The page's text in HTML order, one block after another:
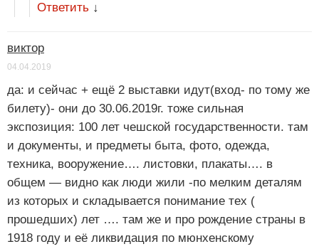
Ответить ↓
виктор
04.04.2019
да: и сейчас + ещё 2 выставки идут(вход- по тому же
билету)- они до 30.06.2019г. тоже сильная
экспозиция: 100 лет чешской государственности. там
и документы, и предметы быта, фото, одежда,
техника, вооружение…. листовки, плакаты…. в
общем — видно как люди жили -по мелким деталям
из которых и складывается понимание тех (
прошедших) лет …. там же и про рождение страны в
1918 году и её ликвидация по мюнхенскому